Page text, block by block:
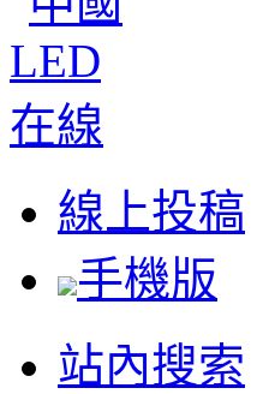
線上投稿
手機版
站內搜索